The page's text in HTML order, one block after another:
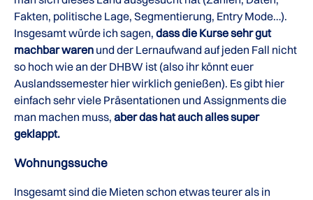
Fakten, politische Lage, Segmentierung, Entry Mode…).
Insgesamt würde ich sagen, dass die Kurse sehr gut
machbar waren und der Lernaufwand auf jeden Fall nicht
so hoch wie an der DHBW ist (also ihr könnt euer
Auslandssemester hier wirklich genießen). Es gibt hier
einfach sehr viele Präsentationen und Assignments die
man machen muss, aber das hat auch alles super
geklappt.
Wohnungssuche
Insgesamt sind die Mieten schon etwas teurer als in